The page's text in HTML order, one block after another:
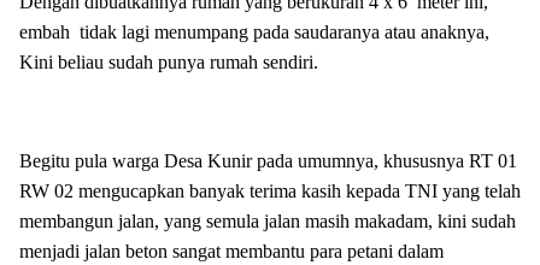
embah tidak lagi menumpang pada saudaranya atau anaknya,
Kini beliau sudah punya rumah sendiri.
Begitu pula warga Desa Kunir pada umumnya, khususnya RT 01
RW 02 mengucapkan banyak terima kasih kepada TNI yang telah
membangun jalan, yang semula jalan masih makadam, kini sudah
menjadi jalan beton sangat membantu para petani dalam